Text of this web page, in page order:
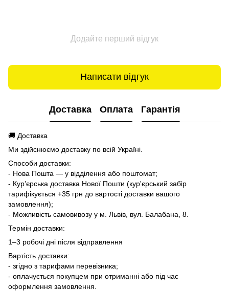
Додайте перший відгук
Написати відгук
Доставка Оплата Гарантія
🚚 Доставка
Ми здійснюємо доставку по всій Україні.
Способи доставки:
- Нова Пошта — у відділення або поштомат;
- Кур’єрська доставка Нової Пошти (кур'єрський забір
тарифікується +35 грн до вартості доставки вашого
замовлення);
- Можливість самовивозу у м. Львів, вул. Балабана, 8.
Термін доставки:
1–3 робочі дні після відправлення
Вартість доставки:
- згідно з тарифами перевізника;
- оплачується покупцем при отриманні або під час
оформлення замовлення.